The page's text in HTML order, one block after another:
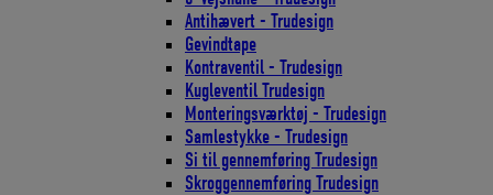
Antihævert - Trudesign
Gevindtape
Kontraventil - Trudesign
Kugleventil Trudesign
Monteringsværktøj - Trudesign
Samlestykke - Trudesign
Si til gennemføring Trudesign
Skroggennemføring Trudesign